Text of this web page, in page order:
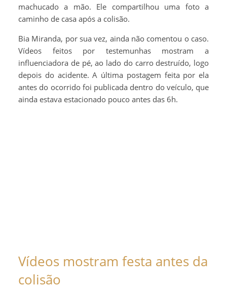
machucado a mão. Ele compartilhou uma foto a
caminho de casa após a colisão.
Bia Miranda, por sua vez, ainda não comentou o caso.
Vídeos feitos por testemunhas mostram a
influenciadora de pé, ao lado do carro destruído, logo
depois do acidente. A última postagem feita por ela
antes do ocorrido foi publicada dentro do veículo, que
ainda estava estacionado pouco antes das 6h.
Vídeos mostram festa antes da
colisão